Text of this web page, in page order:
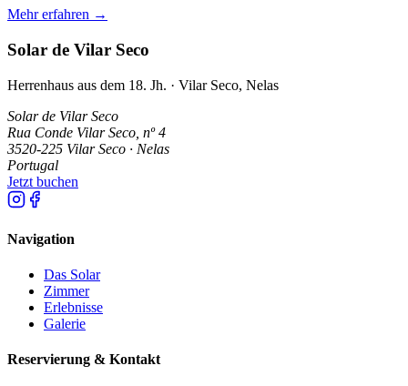
Mehr erfahren →
Solar de Vilar Seco
Herrenhaus aus dem 18. Jh. · Vilar Seco, Nelas
Solar de Vilar Seco
Rua Conde Vilar Seco, nº 4
3520-225 Vilar Seco · Nelas
Portugal
Jetzt buchen
Navigation
Das Solar
Zimmer
Erlebnisse
Galerie
Reservierung & Kontakt